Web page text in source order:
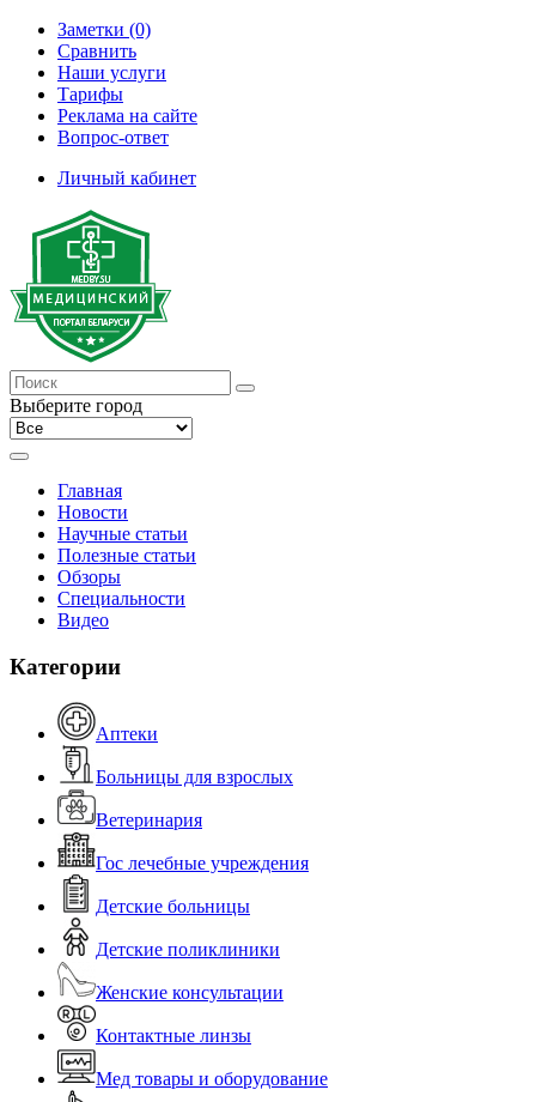
Заметки (0)
Сравнить
Наши услуги
Тарифы
Реклама на сайте
Вопрос-ответ
Личный кабинет
Выберите город
Главная
Новости
Научные статьи
Полезные статьи
Обзоры
Специальности
Видео
Категории
Аптеки
Больницы для взрослых
Ветеринария
Гос лечебные учреждения
Детские больницы
Детские поликлиники
Женские консультации
Контактные линзы
Мед товары и оборудование